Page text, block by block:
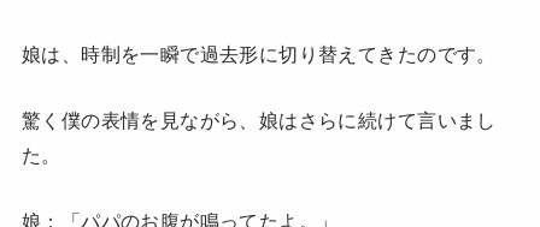
娘は、時制を一瞬で過去形に切り替えてきたのです。
驚く僕の表情を見ながら、娘はさらに続けて言いまし
た。
娘：「パパのお腹が鳴ってたよ。」